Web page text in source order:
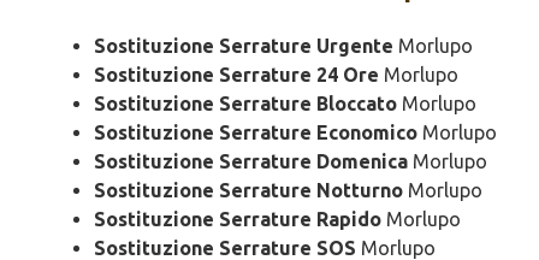
Sostituzione Serrature Urgente Morlupo
Sostituzione Serrature 24 Ore Morlupo
Sostituzione Serrature Bloccato Morlupo
Sostituzione Serrature Economico Morlupo
Sostituzione Serrature Domenica Morlupo
Sostituzione Serrature Notturno Morlupo
Sostituzione Serrature Rapido Morlupo
Sostituzione Serrature SOS Morlupo